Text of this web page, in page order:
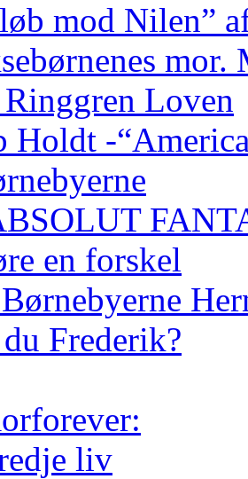
mod Nilen”
Loven
Holdt -
en forskel
Frederik?
liv